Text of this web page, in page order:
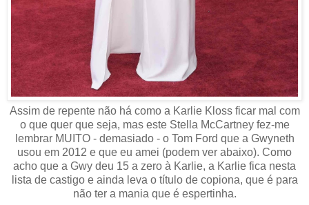
Assim de repente não há como a Karlie Kloss ficar mal com
o que quer que seja, mas este Stella McCartney fez-me
lembrar MUITO - demasiado - o Tom Ford que a Gwyneth
usou em 2012 e que eu amei (podem ver abaixo). Como
acho que a Gwy deu 15 a zero à Karlie, a Karlie fica nesta
lista de castigo e ainda leva o título de copiona, que é para
não ter a mania que é espertinha.